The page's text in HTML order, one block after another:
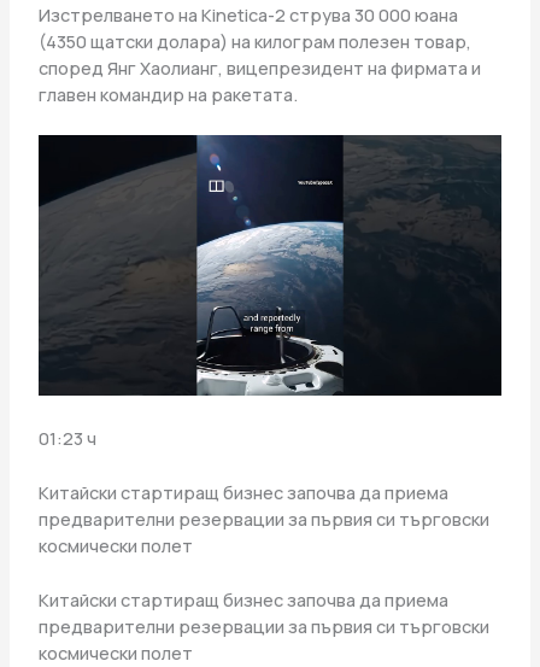
Изстрелването на Kinetica-2 струва 30 000 юана
(4350 щатски долара) на килограм полезен товар,
според Янг Хаолианг, вицепрезидент на фирмата и
главен командир на ракетата.
01:23 ч
Китайски стартиращ бизнес започва да приема
предварителни резервации за първия си търговски
космически полет
Китайски стартиращ бизнес започва да приема
предварителни резервации за първия си търговски
космически полет